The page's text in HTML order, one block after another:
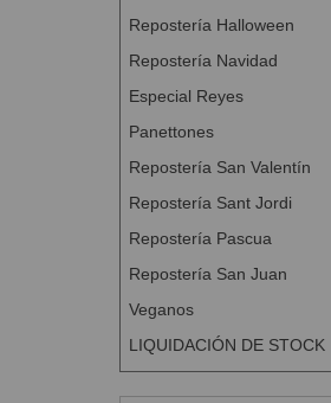
Repostería Halloween
Repostería Navidad
Especial Reyes
Panettones
Repostería San Valentín
Repostería Sant Jordi
Repostería Pascua
Repostería San Juan
Veganos
LIQUIDACIÓN DE STOCK